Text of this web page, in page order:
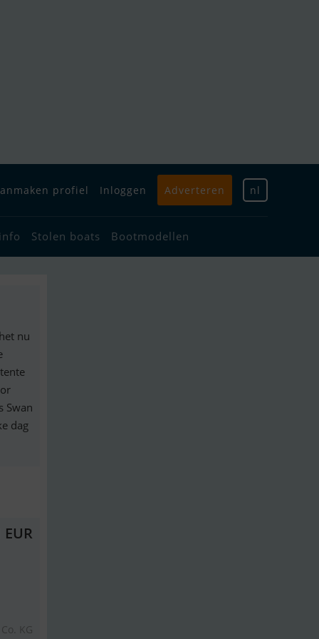
profiel Inloggen Adverteren nl
Stolen boats Bootmodellen
nu
Swan
dag
KG